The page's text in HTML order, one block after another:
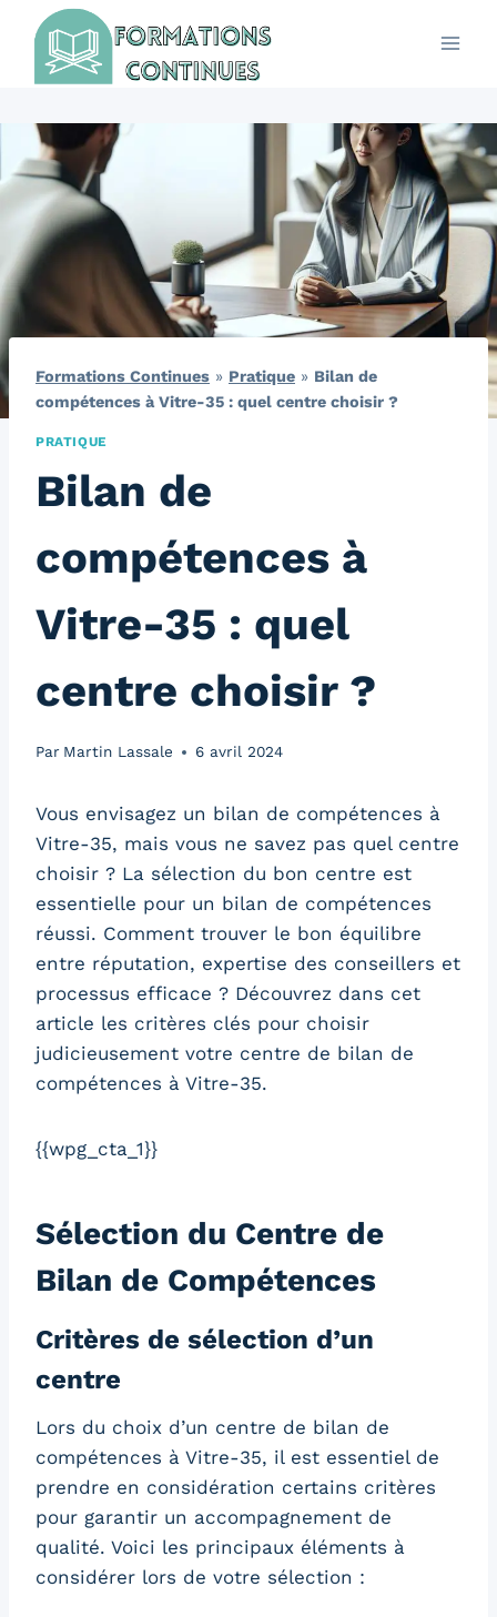
contenu
Formations Continues » Pratique » Bilan de
compétences à Vitre-35 : quel centre choisir ?
PRATIQUE
Bilan de
compétences à
Vitre-35 : quel
centre choisir ?
Par Martin Lassale 6 avril 2024
Vous envisagez un bilan de compétences à
Vitre-35, mais vous ne savez pas quel centre
choisir ? La sélection du bon centre est
essentielle pour un bilan de compétences
réussi. Comment trouver le bon équilibre
entre réputation, expertise des conseillers et
processus efficace ? Découvrez dans cet
article les critères clés pour choisir
judicieusement votre centre de bilan de
compétences à Vitre-35.
{{wpg_cta_1}}
Sélection du Centre de
Bilan de Compétences
Critères de sélection d’un
centre
Lors du choix d’un centre de bilan de
compétences à Vitre-35, il est essentiel de
prendre en considération certains critères
pour garantir un accompagnement de
qualité. Voici les principaux éléments à
considérer lors de votre sélection :